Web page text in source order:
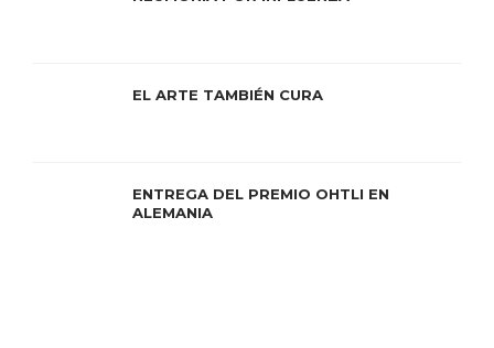
EL ARTE TAMBIÉN CURA
ENTREGA DEL PREMIO OHTLI EN
ALEMANIA